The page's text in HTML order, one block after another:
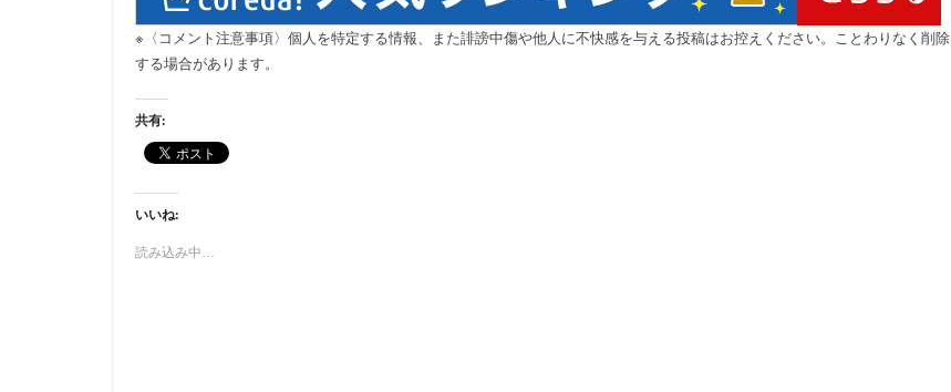
※〈コメント注意事項〉個人を特定する情報、また誹謗中傷や他人に不快感を与える投稿はお控えください。ことわりなく削除
する場合があります。
共有:
いいね:
読み込み中…